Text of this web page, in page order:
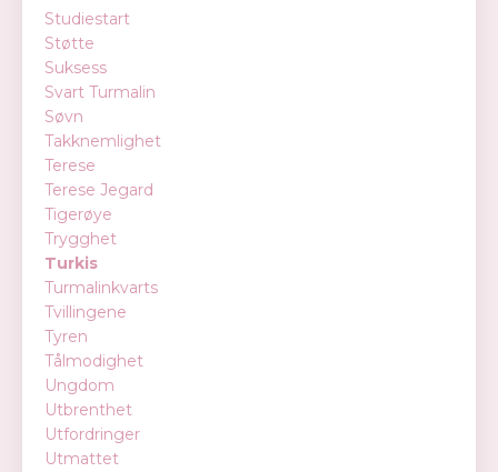
Studiestart
Støtte
Suksess
Svart Turmalin
Søvn
Takknemlighet
Terese
Terese Jegard
Tigerøye
Trygghet
Turkis
Turmalinkvarts
Tvillingene
Tyren
Tålmodighet
Ungdom
Utbrenthet
Utfordringer
Utmattet